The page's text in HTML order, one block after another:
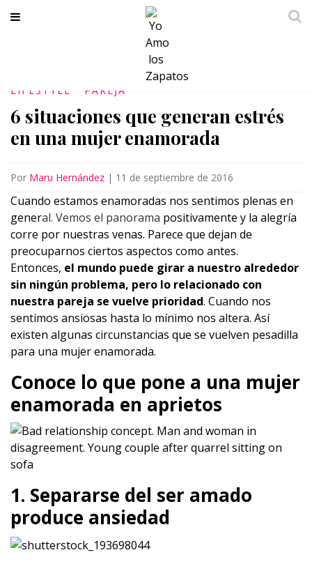
LIFESTYLE PAREJA
6 situaciones que generan estrés
en una mujer enamorada
Por Maru Hernández | 11 de septiembre de 2016
Cuando estamos enamoradas nos sentimos plenas en
general. Vemos el panorama positivamente y la alegría
corre por nuestras venas. Parece que dejan de
preocuparnos ciertos aspectos como antes.
Entonces, el mundo puede girar a nuestro alrededor
sin ningún problema, pero lo relacionado con
nuestra pareja se vuelve prioridad. Cuando nos
sentimos ansiosas hasta lo mínimo nos altera. Así
existen algunas circunstancias que se vuelven pesadilla
para una mujer enamorada.
Conoce lo que pone a una mujer
enamorada en aprietos
1. Separarse del ser amado
produce ansiedad